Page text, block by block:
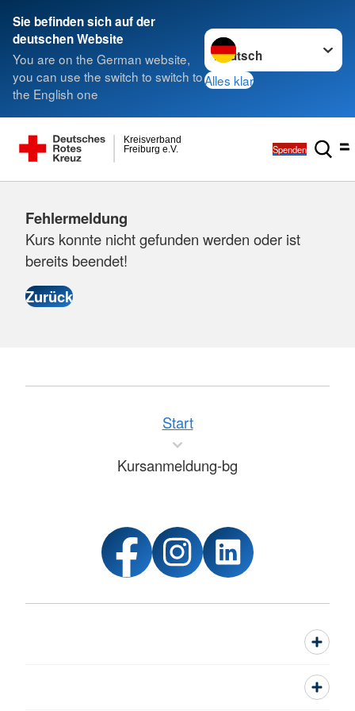
Sie befinden sich auf der
deutschen Website
You are on the German website,
you can use the switch to switch to
the English one
Sprache wechseln zu
Alles klar
Freiburg e.V.
Kreisverband
Spenden
Fehlermeldung
Kurs konnte nicht gefunden werden oder ist
bereits beendet!
Start
Kursanmeldung-bg